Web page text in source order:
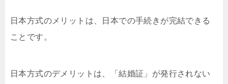
日本方式のメリットは、日本での手続きが完結できる
ことです。
日本方式のデメリットは、「結婚証」が発行されない